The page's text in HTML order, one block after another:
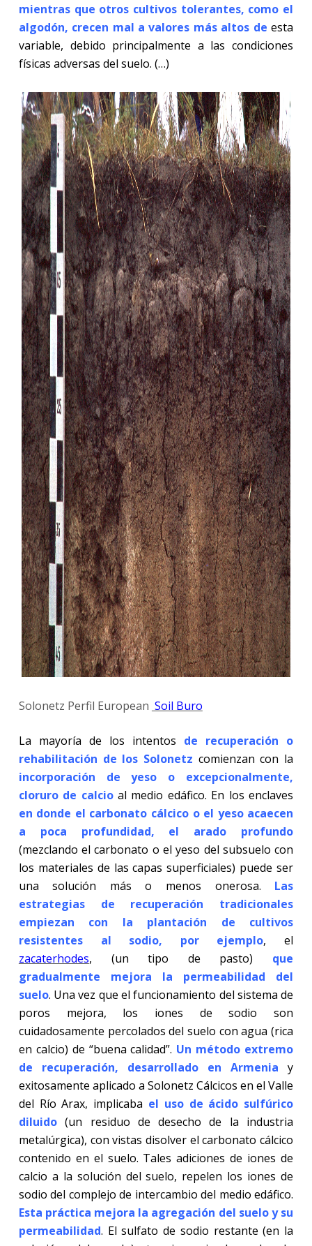
mientras que otros cultivos tolerantes, como el
algodón, crecen mal a valores más altos de esta
variable, debido principalmente a las condiciones
físicas adversas del suelo. (…)
Solonetz Perfil European Soil Buro
La mayoría de los intentos de recuperación o
rehabilitación de los Solonetz comienzan con la
incorporación de yeso o excepcionalmente,
cloruro de calcioal medio edáfico. En los enclaves
en donde el carbonato cálcico o el yeso acaecen
a poca profundidad, el arado profundo
(mezclando el carbonato o el yeso del subsuelo con
los materiales de las capas superficiales) puede ser
una solución más o menos onerosa. Las
estrategias de recuperación tradicionales
empiezan con
la plantación de cultivos
resistentes al sodio, por ejemplo, el
zacaterhodes, (un tipo de pasto) que
gradualmente mejora la permeabilidad del
suelo. Una vez que el funcionamiento del sistema de
poros mejora, los iones de sodio son
cuidadosamente percolados del suelo con agua (rica
en calcio) de “buena calidad”. Un método extremo
de recuperación, desarrollado en Armenia y
exitosamente aplicado a Solonetz Cálcicos en el Valle
del Río Arax, implicaba el uso de ácido sulfúrico
diluido(un residuo de desecho de la industria
metalúrgica), con vistas disolver el carbonato cálcico
contenido en el suelo. Tales adiciones de iones de
calcio a la solución del suelo, repelen los iones de
sodio del complejo de intercambio del medio edáfico.
Esta práctica mejora la agregación del suelo y su
permeabilidad. El sulfato de sodio restante (en la